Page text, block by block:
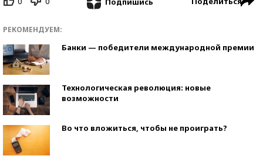
РЕКОМЕНДУЕМ:
Банки — победители международной премии
Технологическая революция: новые
возможности
Во что вложиться, чтобы не проиграть?